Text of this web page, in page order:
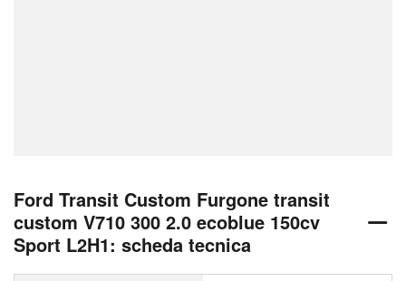
Ford Transit Custom Furgone transit
custom V710 300 2.0 ecoblue 150cv
Sport L2H1: scheda tecnica